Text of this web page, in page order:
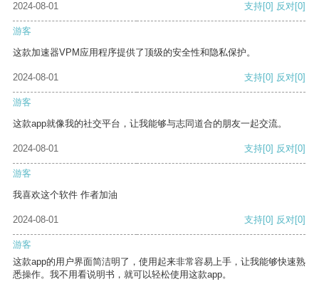
2024-08-01
支持[0] 反对[0]
游客
这款加速器VPM应用程序提供了顶级的安全性和隐私保护。
2024-08-01 支持[0] 反对[0]
游客
这款app就像我的社交平台，让我能够与志同道合的朋友一起交流。
2024-08-01 支持[0] 反对[0]
游客
我喜欢这个软件 作者加油
2024-08-01 支持[0] 反对[0]
游客
这款app的用户界面简洁明了，使用起来非常容易上手，让我能够快速熟
悉操作。我不用看说明书，就可以轻松使用这款app。